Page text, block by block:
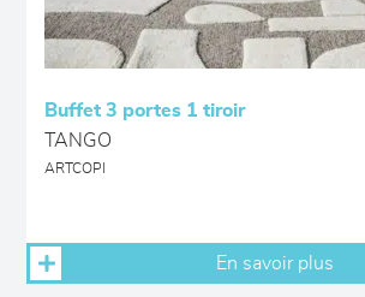
Buffet 3 portes 1 tiroir
TANGO
ARTCOPI
En savoir plus